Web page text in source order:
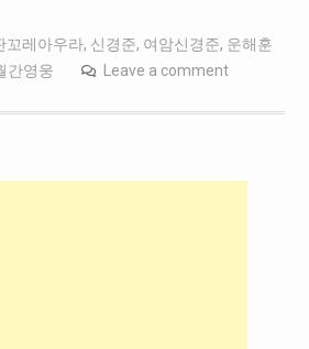
꼬레아우라, 신경준, 여암신경준, 운해훈
간영웅 Leave a comment